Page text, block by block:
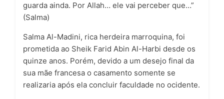
guarda ainda. Por Allah… ele vai perceber que…”
(Salma)
Salma Al-Madini, rica herdeira marroquina, foi
prometida ao Sheik Farid Abin Al-Harbi desde os
quinze anos. Porém, devido a um desejo final da
sua mãe francesa o casamento somente se
realizaria após ela concluir faculdade no ocidente.